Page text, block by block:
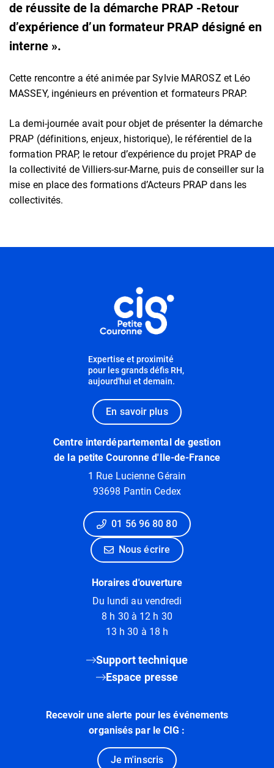
de réussite de la démarche PRAP -Retour
d’expérience d’un formateur PRAP désigné en
interne ».
Cette rencontre a été animée par Sylvie MAROSZ et Léo
MASSEY, ingénieurs en prévention et formateurs PRAP.
La demi-journée avait pour objet de présenter la démarche
PRAP (définitions, enjeux, historique), le référentiel de la
formation PRAP, le retour d’expérience du projet PRAP de
la collectivité de Villiers-sur-Marne, puis de conseiller sur la
mise en place des formations d’Acteurs PRAP dans les
collectivités.
Expertise et proximité
pour les grands défis RH,
aujourd'hui et demain.
En savoir plus
Centre interdépartemental de gestion
de la petite Couronne d'Ile-de-France
1 Rue Lucienne Gérain
93698 Pantin Cedex
01 56 96 80 80
Nous écrire
Horaires d'ouverture
Du lundi au vendredi
8 h 30 à 12 h 30
13 h 30 à 18 h
Support technique
Espace presse
Recevoir une alerte pour les événements
organisés par le CIG :
Je m'inscris